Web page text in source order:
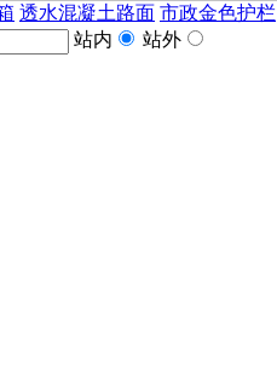
透水混凝土路面 市政金色护栏
站内
站外